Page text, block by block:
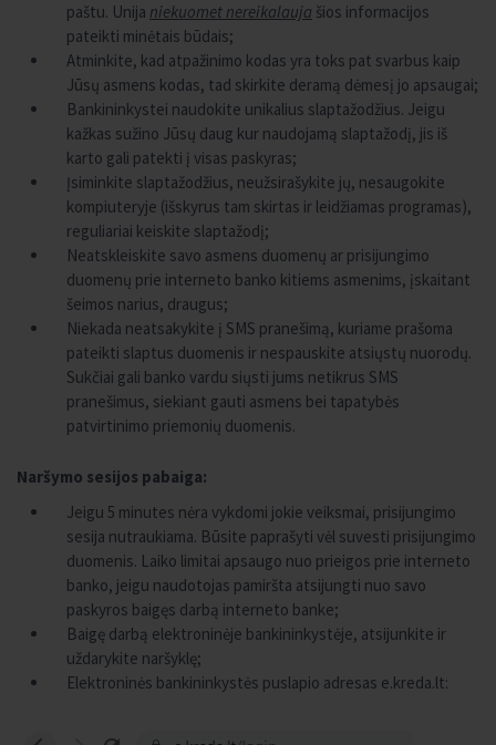
paštu. Unija niekuomet nereikalauja šios informacijos
pateikti minėtais būdais;
Atminkite, kad atpažinimo kodas yra toks pat svarbus kaip
Jūsų asmens kodas, tad skirkite deramą dėmesį jo apsaugai;
Bankininkystei naudokite unikalius slaptažodžius. Jeigu
kažkas sužino Jūsų daug kur naudojamą slaptažodį, jis iš
karto gali patekti į visas paskyras;
Įsiminkite slaptažodžius, neužsirašykite jų, nesaugokite
kompiuteryje (išskyrus tam skirtas ir leidžiamas programas),
reguliariai keiskite slaptažodį;
Neatskleiskite savo asmens duomenų ar prisijungimo
duomenų prie interneto banko kitiems asmenims, įskaitant
šeimos narius, draugus;
Niekada neatsakykite į SMS pranešimą, kuriame prašoma
pateikti slaptus duomenis ir nespauskite atsiųstų nuorodų.
Sukčiai gali banko vardu siųsti jums netikrus SMS
pranešimus, siekiant gauti asmens bei tapatybės
patvirtinimo priemonių duomenis.
Naršymo sesijos pabaiga:
Jeigu 5 minutes nėra vykdomi jokie veiksmai, prisijungimo
sesija nutraukiama. Būsite paprašyti vėl suvesti prisijungimo
duomenis. Laiko limitai apsaugo nuo prieigos prie interneto
banko, jeigu naudotojas pamiršta atsijungti nuo savo
paskyros baigęs darbą interneto banke;
Baigę darbą elektroninėje bankininkystėje, atsijunkite ir
uždarykite naršyklę;
Elektroninės bankininkystės puslapio adresas e.kreda.lt: